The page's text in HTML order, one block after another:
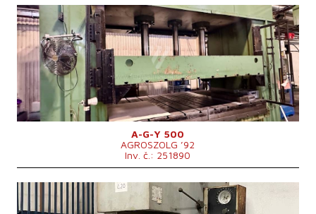
Rok výroby:
2003
Jmenovitá tvářecí síla lisu
500 t
Rozměry pracovní plochy stolu2000x3000 mm
Rozměry beranu
2000x3000 mm
Zdvih beranu
800 mm
Zdvih spodního vyhazovače
280 mm
Výkon hlavního elektromotoru 30 kW
Rozměry d x š x v
5400x2700×4700 mm
Hmotnost stroje
38000 kg
ne
A-G-Y 500
AGROSZOLG ’92
Inv. č.: 251890
Rok výroby:
1987
Jmenovitá tvářecí síla lisu
100 t